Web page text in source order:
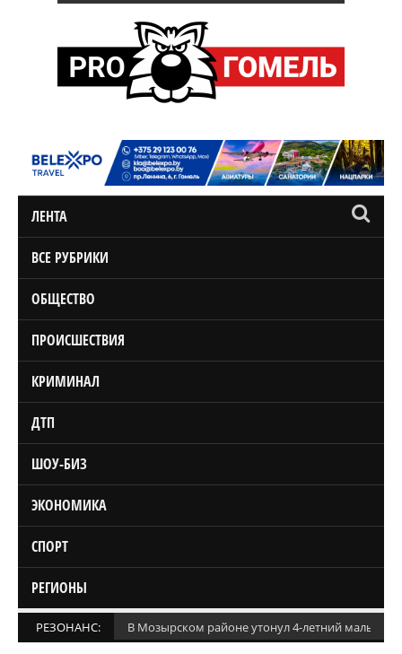
ЛЕНТА
ВСЕ РУБРИКИ
ОБЩЕСТВО
ПРОИСШЕСТВИЯ
КРИМИНАЛ
ДТП
ШОУ-БИЗ
ЭКОНОМИКА
СПОРТ
РЕГИОНЫ
РЕЗОНАНС: В Мозырском районе утонул 4-летний мальчик